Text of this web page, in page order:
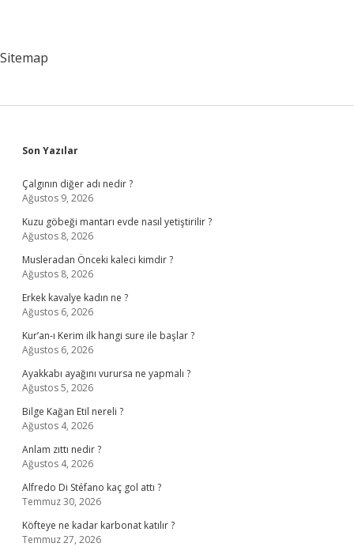
Sitemap
Sidebar
Son Yazılar
Çalgının diğer adı nedir ?
Ağustos 9, 2026
Kuzu göbeği mantarı evde nasıl yetiştirilir ?
Ağustos 8, 2026
Musleradan Önceki kaleci kimdir ?
Ağustos 8, 2026
Erkek kavalye kadın ne ?
Ağustos 6, 2026
Kur’an-ı Kerim ilk hangi sure ile başlar ?
Ağustos 6, 2026
Ayakkabı ayağını vurursa ne yapmalı ?
Ağustos 5, 2026
Bilge Kağan Etil nereli ?
Ağustos 4, 2026
Anlam zıttı nedir ?
Ağustos 4, 2026
Alfredo Di Stéfano kaç gol attı ?
Temmuz 30, 2026
Köfteye ne kadar karbonat katılır ?
Temmuz 27, 2026